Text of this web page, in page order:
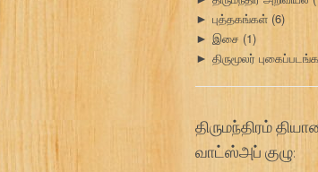
► புத்தகங்கள் (6)
► இசை (1)
► திருமூலர்
திருமந்திரம்
வாட்ஸ்அப் குழு: